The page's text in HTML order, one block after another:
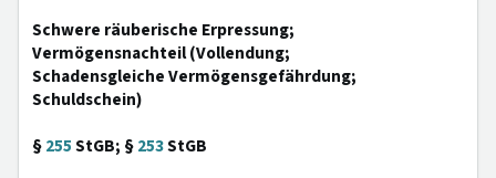
Schwere räuberische Erpressung;
Vermögensnachteil (Vollendung;
Schadensgleiche Vermögensgefährdung;
Schuldschein)
§255StGB; §253StGB